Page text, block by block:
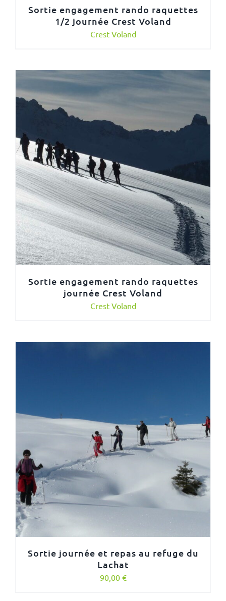
Sortie engagement rando raquettes
1/2 journée Crest Voland
Crest Voland
Sortie engagement rando raquettes
journée Crest Voland
Crest Voland
Sortie journée et repas au refuge du
Lachat
90,00 €